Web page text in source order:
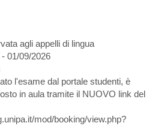
agli appelli di lingua
01/09/2026
l'esame dal portale studenti, è
in aula tramite il NUOVO link del
mod/booking/view.php?